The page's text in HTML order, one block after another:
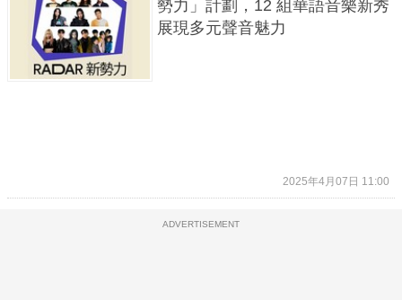
勢力」計劃，12 組華語音樂新秀
展現多元聲音魅力
2025年4月07日 11:00
ADVERTISEMENT